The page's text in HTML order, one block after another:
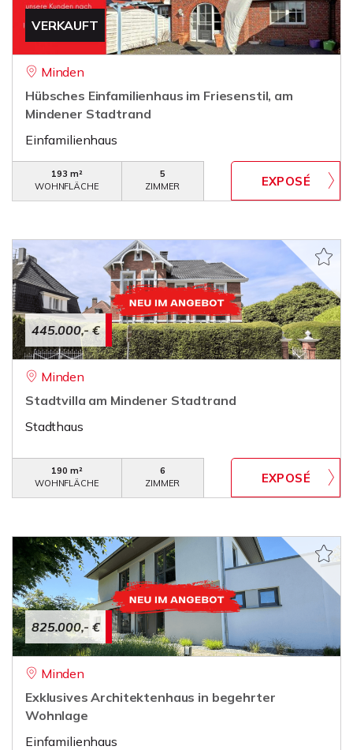
VERKAUFT
Minden
Hübsches Einfamilienhaus im Friesenstil, am
Mindener Stadtrand
Einfamilienhaus
193 m²
WOHNFLÄCHE
5
ZIMMER
445.000,- €
Minden
Stadtvilla am Mindener Stadtrand
Stadthaus
190 m²
WOHNFLÄCHE
6
ZIMMER
825.000,- €
Minden
Exklusives Architektenhaus in begehrter
Wohnlage
Einfamilienhaus